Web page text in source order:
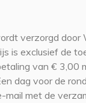
verzorgd door
is exclusief de
van € 3,00
dag voor de
mail met de